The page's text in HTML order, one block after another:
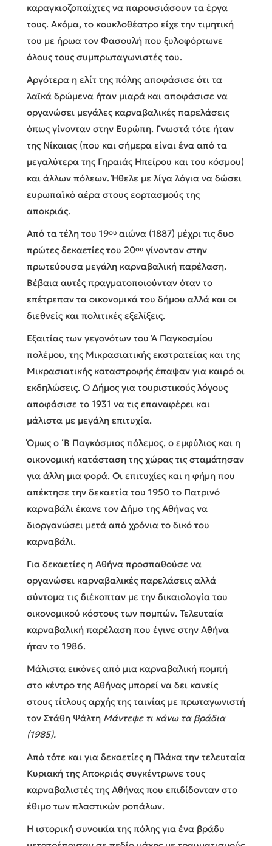
καραγκιοζοπαίχτες να παρουσιάσουν τα έργα
τους. Ακόμα, το κουκλοθέατρο είχε την τιμητική
του με ήρωα τον Φασουλή που ξυλοφόρτωνε
όλους τους συμπρωταγωνιστές του.
Αργότερα η ελίτ της πόλης αποφάσισε ότι τα
λαϊκά δρώμενα ήταν μιαρά και αποφάσισε να
οργανώσει μεγάλες καρναβαλικές παρελάσεις
όπως γίνονταν στην Ευρώπη. Γνωστά τότε ήταν
της Νίκαιας (που και σήμερα είναι ένα από τα
μεγαλύτερα της Γηραιάς Ηπείρου και του κόσμου)
και άλλων πόλεων. Ήθελε με λίγα λόγια να δώσει
ευρωπαϊκό αέρα στους εορτασμούς της
αποκριάς.
Από τα τέλη του 19ου αιώνα (1887) μέχρι τις δυο
πρώτες δεκαετίες του 20ου γίνονταν στην
πρωτεύουσα μεγάλη καρναβαλική παρέλαση.
Βέβαια αυτές πραγματοποιούνταν όταν το
επέτρεπαν τα οικονομικά του δήμου αλλά και οι
διεθνείς και πολιτικές εξελίξεις.
Εξαιτίας των γεγονότων του Ά Παγκοσμίου
πολέμου, της Μικρασιατικής εκστρατείας και της
Μικρασιατικής καταστροφής έπαψαν για καιρό οι
εκδηλώσεις. Ο Δήμος για τουριστικούς λόγους
αποφάσισε το 1931 να τις επαναφέρει και
μάλιστα με μεγάλη επιτυχία.
Όμως ο ΄Β Παγκόσμιος πόλεμος, ο εμφύλιος και η
οικονομική κατάσταση της χώρας τις σταμάτησαν
για άλλη μια φορά. Οι επιτυχίες και η φήμη που
απέκτησε την δεκαετία του 1950 το Πατρινό
καρναβάλι έκανε τον Δήμο της Αθήνας να
διοργανώσει μετά από χρόνια το δικό του
καρναβάλι.
Για δεκαετίες η Αθήνα προσπαθούσε να
οργανώσει καρναβαλικές παρελάσεις αλλά
σύντομα τις διέκοπταν με την δικαιολογία του
οικονομικού κόστους των πομπών. Τελευταία
καρναβαλική παρέλαση που έγινε στην Αθήνα
ήταν το 1986.
Μάλιστα εικόνες από μια καρναβαλική πομπή
στο κέντρο της Αθήνας μπορεί να δει κανείς
στους τίτλους αρχής της ταινίας με πρωταγωνιστή
τον Στάθη Ψάλτη Μάντεψε τι κάνω τα βράδια
(1985).
Από τότε και για δεκαετίες η Πλάκα την τελευταία
Κυριακή της Αποκριάς συγκέντρωνε τους
καρναβαλιστές της Αθήνας που επιδίδονταν στο
έθιμο των πλαστικών ροπάλων.
Η ιστορική συνοικία της πόλης για ένα βράδυ